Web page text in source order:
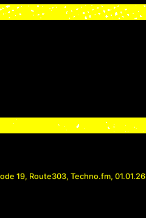
19, Route303, Techno.fm, 01.01.26